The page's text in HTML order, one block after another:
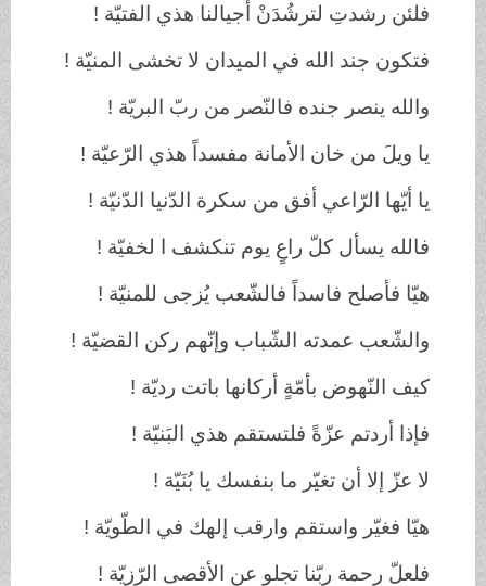
فلئن رشدتِ لترشُدَنْ أجيالنا هذي الفتيّة !
فتكون جند الله في الميدان لا تخشى المنيّة !
والله ينصر جنده فالنّصر من ربّ البريّة !
ويلَ من خان الأمانة مفسداً هذي الرّعيّة !
أيّها الرّاعي أفق من سكرة الدّنيا الدّنيّة !
فالله يسأل كلّ راعٍ يوم تنكشف ا لخفيّة !
هيّا فأصلح فاسداً فالشّعب يُزجى للمنيّة !
والشّعب عمدته الشّباب وإنّهم ركن القضيّة !
كيف النّهوض بأمّةٍ أركانها باتت رديّة !
فإذا أردتم عزّةً فلتستقم هذي البَنيّة !
عزّ إلا أن تغيّر ما بنفسك يا بُنَيّة !
هيّا فغيّر واستقم وارقب إلهك في الطّويّة !
فلعلّ رحمة ربّنا تجلو عن الأقصى الرّزيّة !